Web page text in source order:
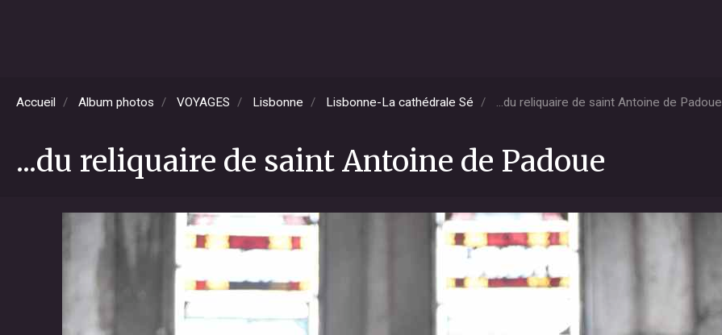
Accueil Album photos VOYAGES Lisbonne Lisbonne-La cathédrale Sé ...du reliquaire de saint Antoine de Padoue
...du reliquaire de saint Antoine de Padoue